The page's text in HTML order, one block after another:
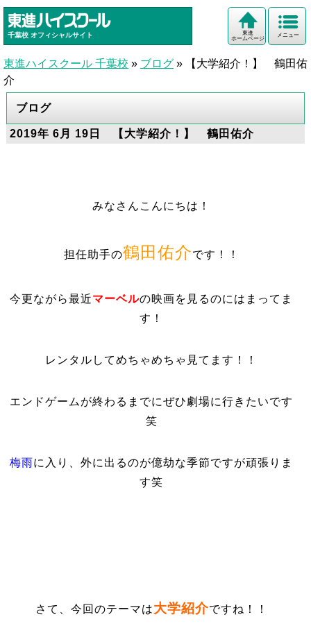
千葉校 オフィシャルサイト メニュー
東進
ホームページ
東進ハイスクール 千葉校 » ブログ »
【大学紹介！】 鶴田佑
介
ブログ
2019年 6月 19日 【大学紹介！】 鶴田佑介
みなさんこんにちは！
担任助手の鶴田佑介です！！
今更ながら最近マーベルの映画を見るのにはまってま
す！
レンタルしてめちゃめちゃ見てます！！
エンドゲームが終わるまでにぜひ劇場に行きたいです
笑
梅雨に入り、外に出るのが億劫な季節ですが頑張りま
す笑
さて、今回のテーマは大学紹介ですね！！